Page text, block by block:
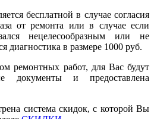
бесплатной в случае согласия
от ремонта или в случае если
нецелесообразным или не
диагностика в размере 1000 руб.
ремонтных работ, для Вас будут
документы и предоставлена
система скидок, с которой Вы